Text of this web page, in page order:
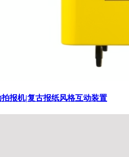
拍报机|复古报纸风格互动装置